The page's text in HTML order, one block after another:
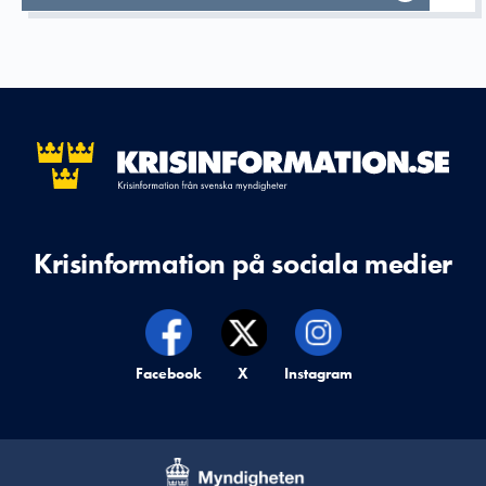
Krisinformation på sociala medier
Krisinformation på,
Facebook Krisinformation på,
X Krisinformation på,
Instagram